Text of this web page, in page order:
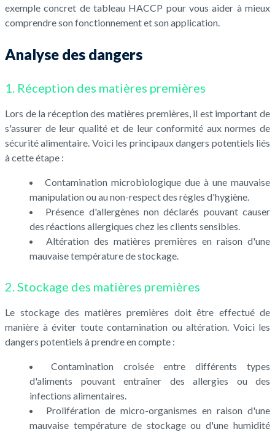
exemple concret de tableau HACCP pour vous aider à mieux
comprendre son fonctionnement et son application.
Analyse des dangers
1. Réception des matières premières
Lors de la réception des matières premières, il est important de
s'assurer de leur qualité et de leur conformité aux normes de
sécurité alimentaire. Voici les principaux dangers potentiels liés
à cette étape :
Contamination microbiologique due à une mauvaise
manipulation ou au non-respect des règles d'hygiène.
Présence d'allergènes non déclarés pouvant causer
des réactions allergiques chez les clients sensibles.
Altération des matières premières en raison d'une
mauvaise température de stockage.
2. Stockage des matières premières
Le stockage des matières premières doit être effectué de
manière à éviter toute contamination ou altération. Voici les
dangers potentiels à prendre en compte :
Contamination croisée entre différents types
d'aliments pouvant entraîner des allergies ou des
infections alimentaires.
Prolifération de micro-organismes en raison d'une
mauvaise température de stockage ou d'une humidité